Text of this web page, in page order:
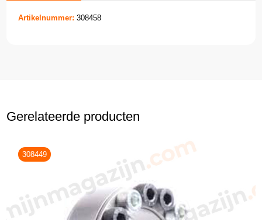
Artikelnummer: 308458
Gerelateerde producten
308449